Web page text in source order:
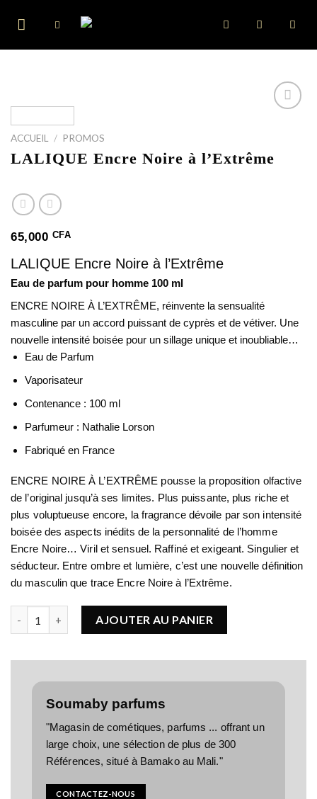
ACCUEIL / PROMOS
LALIQUE Encre Noire à l’Extrême
65,000 CFA
LALIQUE Encre Noire à l’Extrême
Eau de parfum pour homme 100 ml
ENCRE NOIRE À L’EXTRÊME, réinvente la sensualité
masculine par un accord puissant de cyprès et de vétiver. Une
nouvelle intensité boisée pour un sillage unique et inoubliable…
Eau de Parfum
Vaporisateur
Contenance : 100 ml
Parfumeur : Nathalie Lorson
Fabriqué en France
ENCRE NOIRE À L’EXTRÊME pousse la proposition olfactive
de l’original jusqu’à ses limites. Plus puissante, plus riche et
plus voluptueuse encore, la fragrance dévoile par son intensité
boisée des aspects inédits de la personnalité de l’homme
Encre Noire… Viril et sensuel. Raffiné et exigeant. Singulier et
séducteur. Entre ombre et lumière, c’est une nouvelle définition
du masculin que trace Encre Noire à l’Extrême.
AJOUTER AU PANIER
Soumaby parfums
"Magasin de cométiques, parfums ... offrant un
large choix, une sélection de plus de 300
Références, situé à Bamako au Mali."
CONTACTEZ-NOUS